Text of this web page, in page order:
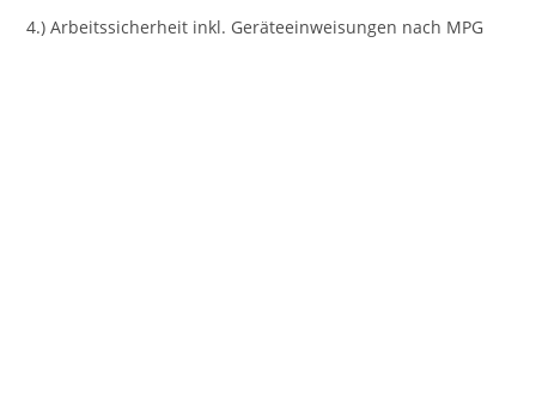
4.) Arbeitssicherheit inkl. Geräteeinweisungen nach MPG